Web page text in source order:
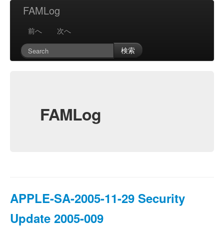
FAMLog
前へ
次へ
検索
FAMLog
APPLE-SA-2005-11-29 Security
Update 2005-009